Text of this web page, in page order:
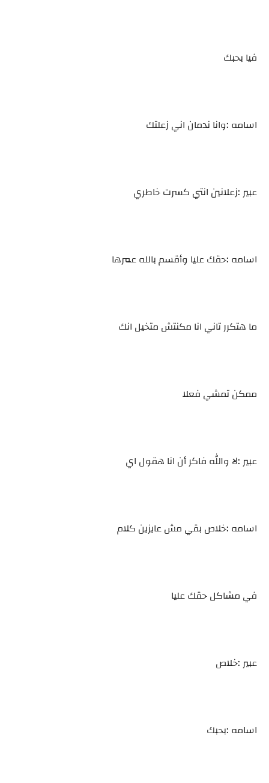
فيا بحبك
اسامه :وانا ندمان اني زعلتك
عبير :زعلانين انتي كسرت خاطري
اسامه :حقك عليا وأقسم بالله عمرها
ما هتكرر تاني انا مكنتش متخيل انك
ممكن تمشي فعلا
عبير :لا والله فاكر أن انا هقول اي
اسامه :خلاص بقي مش عايزين كلام
في مشاكل حقك عليا
عبير :خلاص
اسامه :بحبك